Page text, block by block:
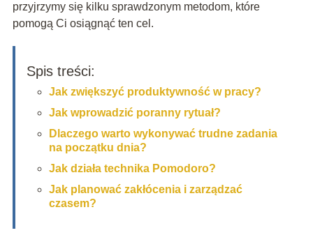
przyjrzymy się kilku sprawdzonym metodom, które
pomogą Ci osiągnąć ten cel.
Spis treści:
Jak zwiększyć produktywność w pracy?
Jak wprowadzić poranny rytuał?
Dlaczego warto wykonywać trudne zadania
na początku dnia?
Jak działa technika Pomodoro?
Jak planować zakłócenia i zarządzać
czasem?